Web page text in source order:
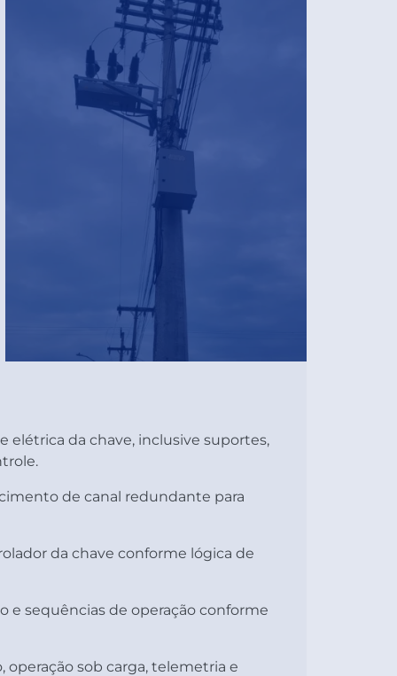
elétrica da chave, inclusive suportes,
de canal redundante para
da chave conforme lógica de
e sequências de operação conforme
sob carga, telemetria e